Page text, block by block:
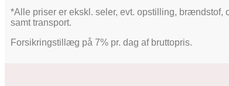
*Alle priser er ekskl. seler, evt. opstilling, brændstof,
samt transport.
Forsikringstillæg på 7% pr. dag af bruttopris.